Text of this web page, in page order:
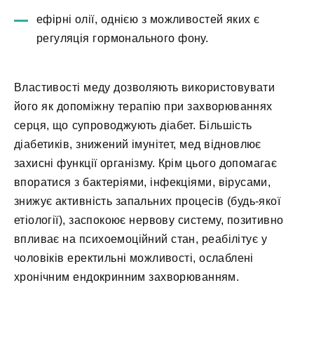
ефірні олії, однією з можливостей яких є
регуляція гормонального фону.
Властивості меду дозволяють використовувати
його як допоміжну терапію при захворюваннях
серця, що супроводжують діабет. Більшість
діабетиків, знижений імунітет, мед відновлює
захисні функції організму. Крім цього допомагає
впоратися з бактеріями, інфекціями, вірусами,
знижує активність запальних процесів (будь-якої
етіології), заспокоює нервову систему, позитивно
впливає на психоемоційний стан, реабілітує у
чоловіків еректильні можливості, ослаблені
хронічним ендокринним захворюванням.